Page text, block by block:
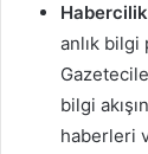
Habercilik
anlık bilgi
bilgi
haberleri